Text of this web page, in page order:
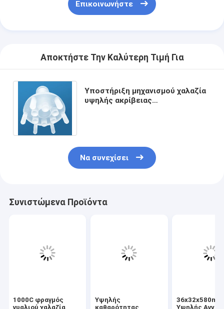
Επικοινωνήστε
Αποκτήστε Την Καλύτερη Τιμή Για
Υποστήριξη μηχανισμού χαλαζία
υψηλής ακρίβειας
Να συνεχίσει
Συνιστώμενα Προϊόντα
1000C φραγμός
γυαλιού χαλαζία
Υψηλής
καθαρότητας
36x32x580mm
Υψηλής